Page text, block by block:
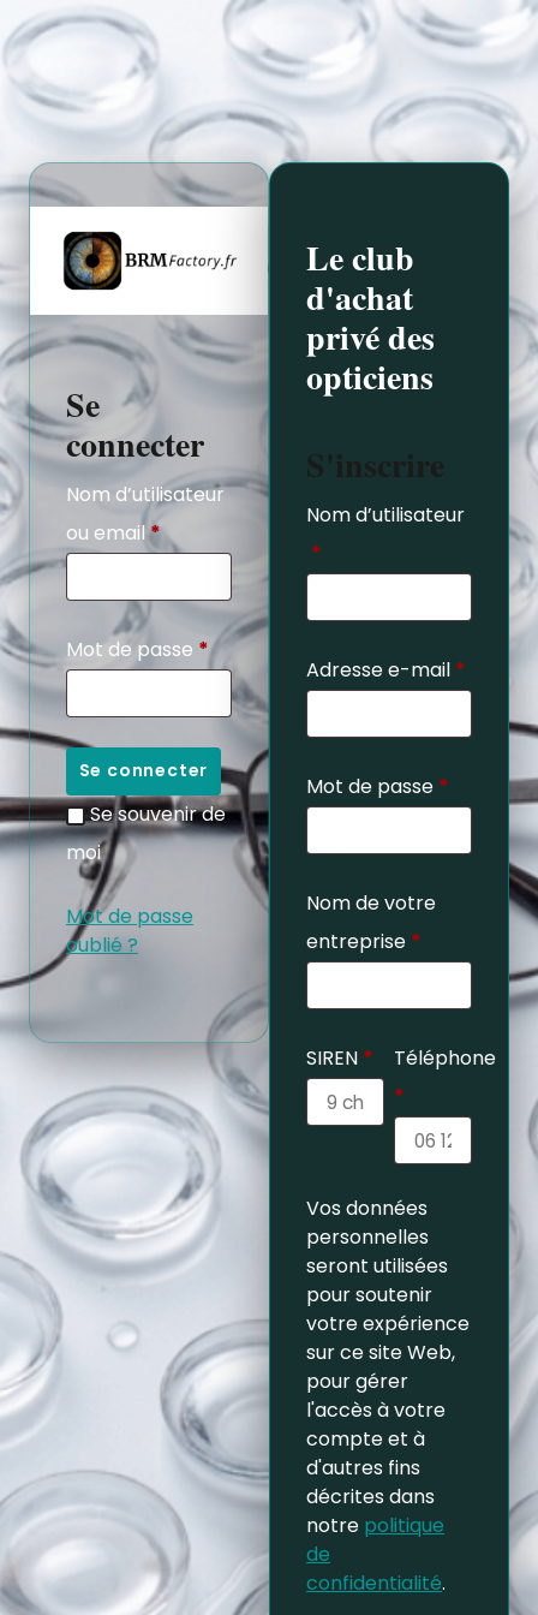
Se
connecter
Nom d’utilisateur
ou email*
Mot de passe *
Se connecter
Se souvenir de
moi
Mot de passe
oublié ?
Le club
d'achat
privé des
opticiens
S'inscrire
Nom d’utilisateur
*
Adresse e-mail *
Mot de passe *
Nom de votre
entreprise *
SIREN *
Téléphone
*
Vos données
personnelles
seront utilisées
pour soutenir
votre expérience
sur ce site Web,
pour gérer
l'accès à votre
compte et à
d'autres fins
décrites dans
notre politique
de
confidentialité.